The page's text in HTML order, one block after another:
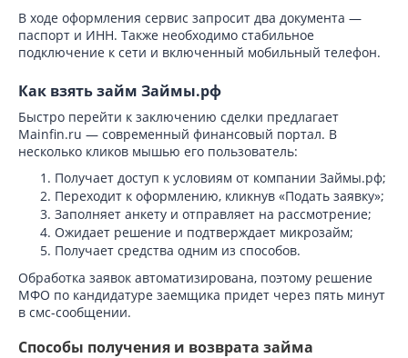
В ходе оформления сервис запросит два документа —
паспорт и ИНН. Также необходимо стабильное
подключение к сети и включенный мобильный телефон.
Как взять займ Займы.рф
Быстро перейти к заключению сделки предлагает
Mainfin.ru — современный финансовый портал. В
несколько кликов мышью его пользователь:
Получает доступ к условиям от компании Займы.рф;
Переходит к оформлению, кликнув «Подать заявку»;
Заполняет анкету и отправляет на рассмотрение;
Ожидает решение и подтверждает микрозайм;
Получает средства одним из способов.
Обработка заявок автоматизирована, поэтому решение
МФО по кандидатуре заемщика придет через пять минут
в смс-сообщении.
Способы получения и возврата займа